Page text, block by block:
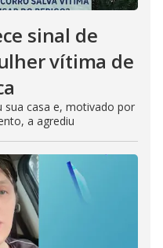
sinal de
vítima de
sua casa e, motivado por
a agrediu